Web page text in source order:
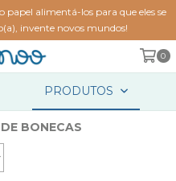
papel alimentá-los para que eles se
invente novos mundos!
0
PRODUTOS
BONECAS